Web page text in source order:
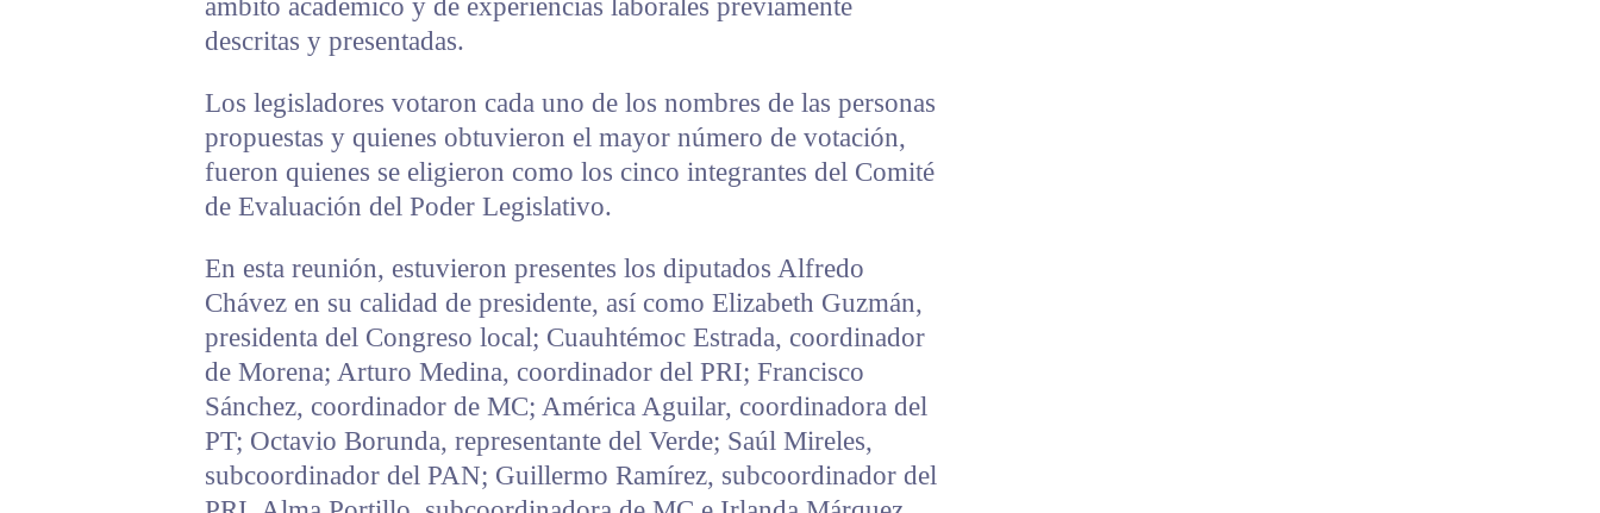
ámbito académico y de experiencias laborales previamente
descritas y presentadas.
Los legisladores votaron cada uno de los nombres de las personas
propuestas y quienes obtuvieron el mayor número de votación,
fueron quienes se eligieron como los cinco integrantes del Comité
de Evaluación del Poder Legislativo.
En esta reunión, estuvieron presentes los diputados Alfredo
Chávez en su calidad de presidente, así como Elizabeth Guzmán,
presidenta del Congreso local; Cuauhtémoc Estrada, coordinador
de Morena; Arturo Medina, coordinador del PRI; Francisco
Sánchez, coordinador de MC; América Aguilar, coordinadora del
PT; Octavio Borunda, representante del Verde; Saúl Mireles,
subcoordinador del PAN; Guillermo Ramírez, subcoordinador del